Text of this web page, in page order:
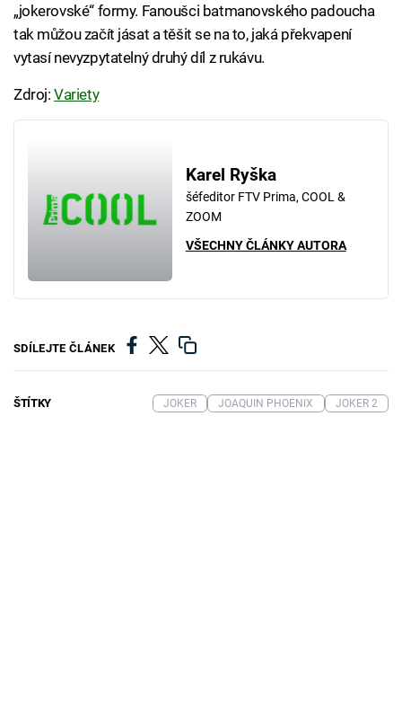
„jokerovské“ formy. Fanoušci batmanovského padoucha
tak můžou začít jásat a těšit se na to, jaká překvapení
vytasí nevyzpytatelný druhý díl z rukávu.
Zdroj:Variety
Karel Ryška
šéfeditor FTV Prima, COOL &
ZOOM
VŠECHNY ČLÁNKY AUTORA
SDÍLEJTE ČLÁNEK
ŠTÍTKY JOKER JOAQUIN PHOENIX JOKER 2